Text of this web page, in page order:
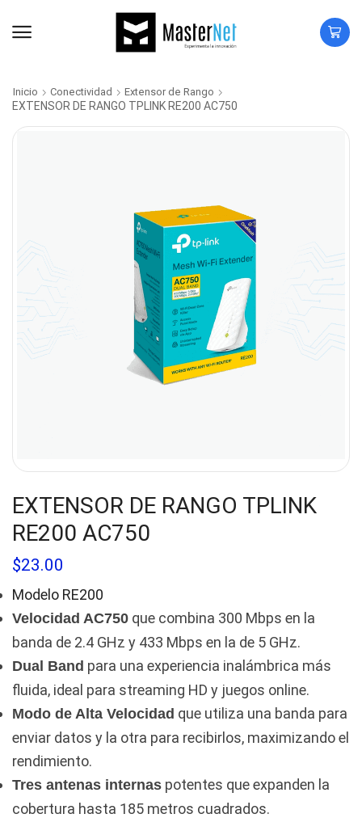
Inicio Conectividad Extensor de Rango
EXTENSOR DE RANGO TPLINK RE200 AC750
EXTENSOR DE RANGO TPLINK
RE200 AC750
$23.00
Modelo RE200
Velocidad AC750 que combina 300 Mbps en la
banda de 2.4 GHz y 433 Mbps en la de 5 GHz.
Dual Band para una experiencia inalámbrica más
fluida, ideal para streaming HD y juegos online.
Modo de Alta Velocidad que utiliza una banda para
enviar datos y la otra para recibirlos, maximizando el
rendimiento.
Tres antenas internas potentes que expanden la
cobertura hasta 185 metros cuadrados.